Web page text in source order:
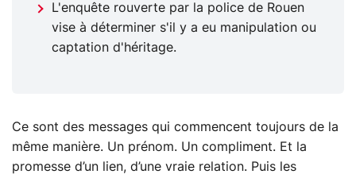
L'enquête rouverte par la police de Rouen
vise à déterminer s'il y a eu manipulation ou
captation d'héritage.
Ce sont des messages qui commencent toujours de la
même manière. Un prénom. Un compliment. Et la
promesse d’un lien, d’une vraie relation. Puis les